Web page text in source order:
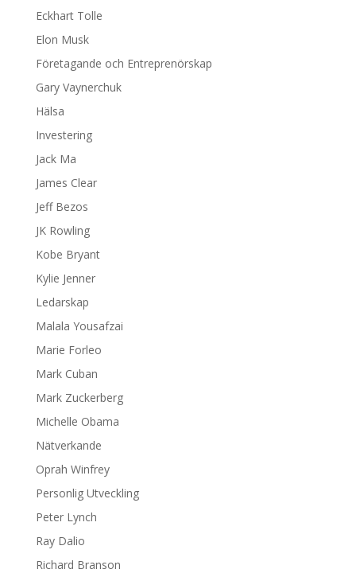
Eckhart Tolle
Elon Musk
Företagande och Entreprenörskap
Gary Vaynerchuk
Hälsa
Investering
Jack Ma
James Clear
Jeff Bezos
JK Rowling
Kobe Bryant
Kylie Jenner
Ledarskap
Malala Yousafzai
Marie Forleo
Mark Cuban
Mark Zuckerberg
Michelle Obama
Nätverkande
Oprah Winfrey
Personlig Utveckling
Peter Lynch
Ray Dalio
Richard Branson